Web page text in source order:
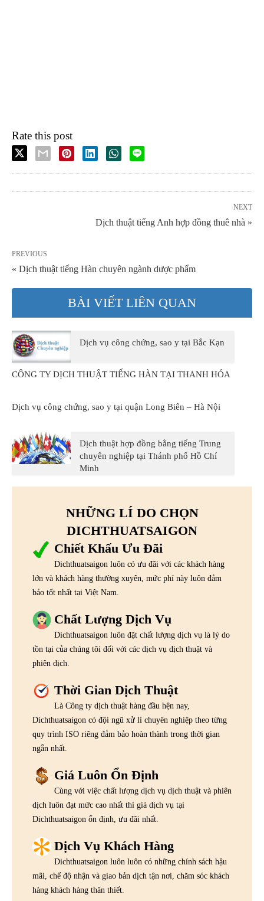
Rate this post
NEXT
Dịch thuật tiếng Anh hợp đồng thuê nhà »
PREVIOUS
« Dịch thuật tiếng Hàn chuyên ngành dược phẩm
BÀI VIẾT LIÊN QUAN
Dịch vụ công chứng, sao y tại Bắc Kạn
CÔNG TY DỊCH THUẬT TIẾNG HÀN TẠI THANH HÓA
Dịch vụ công chứng, sao y tại quận Long Biên – Hà Nội
Dịch thuật hợp đồng bằng tiếng Trung
chuyên nghiệp tại Thánh phố Hồ Chí
Minh
NHỮNG LÍ DO CHỌN
DICHTHUATSAIGON
Chiết Khấu Ưu Đãi
Dichthuatsaigon luôn có ưu đãi với các khách hàng
lớn và khách hàng thường xuyên, mức phí này luôn đảm
bảo tốt nhất tại Việt Nam.
Chất Lượng Dịch Vụ
Dichthuatsaigon luôn đặt chất lượng dịch vụ là lý do
tồn tại của chúng tôi đối với các dịch vụ dịch thuật và
phiên dịch.
Thời Gian Dịch Thuật
Là Công ty dịch thuật hàng đầu hện nay,
Dichthuatsaigon có đội ngũ xử lí chuyên nghiệp theo từng
quy trình ISO riêng đảm bảo hoàn thành trong thời gian
ngắn nhất.
Giá Luôn Ổn Định
Cùng với việc chất lượng dịch vụ dịch thuật và phiên
dịch luôn đạt mức cao nhất thì giá dịch vụ tại
Dichthuatsaigon ổn định, ưu đãi nhất.
Dịch Vụ Khách Hàng
Dichthuatsaigon luôn luôn có những chính sách hậu
mãi, chế độ nhận và giao bản dịch tận nơi, chăm sóc khách
hàng khách hàng thân thiết.